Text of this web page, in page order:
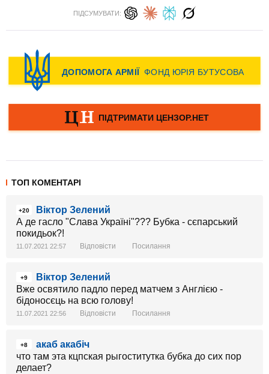
ПІДСУМУВАТИ:
ТОП КОМЕНТАРІ
+20
Віктор Зелений
А де гасло "Слава Україні"??? Бубка - сєпарський
покидьок?!
11.07.2021 22:57 Відповісти Посилання
+9
Віктор Зелений
Вже освятило падло перед матчем з Англією -
бідоносєць на всю голову!
11.07.2021 22:56 Відповісти Посилання
+8
акаб акабіч
что там эта кцпская рыгоститутка бубка до сих пор
делает?